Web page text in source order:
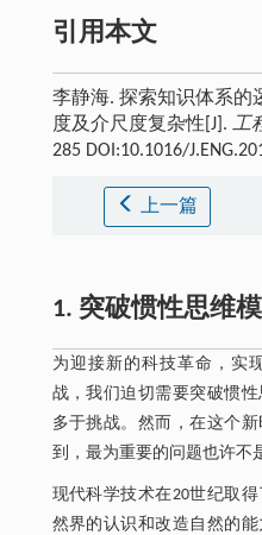
引用本文
李静海. 探索知识体系的
度及介尺度复杂性[J]. 工
285 DOI:10.1016/
上一篇
1. 突破惯性思维
为迎接新的科技革命，实
战，我们迫切需要突破惯
多于挑战。然而，在这个
到，最为重要的问题也许不
现代科学技术在20世纪取
然界的认识和改造自然的